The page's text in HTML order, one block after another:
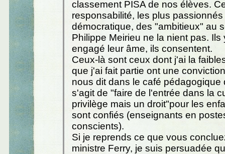
classement PISA de nos élèves.
responsabilité, les plus
démocratique, des "ambitieux" au
Philippe Meirieu ne la nient pas. Ils
engagé leur âme, ils consentent.
Ceux-là sont ceux dont j'ai la
que j'ai fait partie ont une
nous dit dans le café pédagogique
s'agit de "faire de l'entrée dans la
privilège mais un droit"pour les
sont confiés (enseignants en
conscients).
Si je reprends ce que vous
ministre Ferry, je suis persuadée